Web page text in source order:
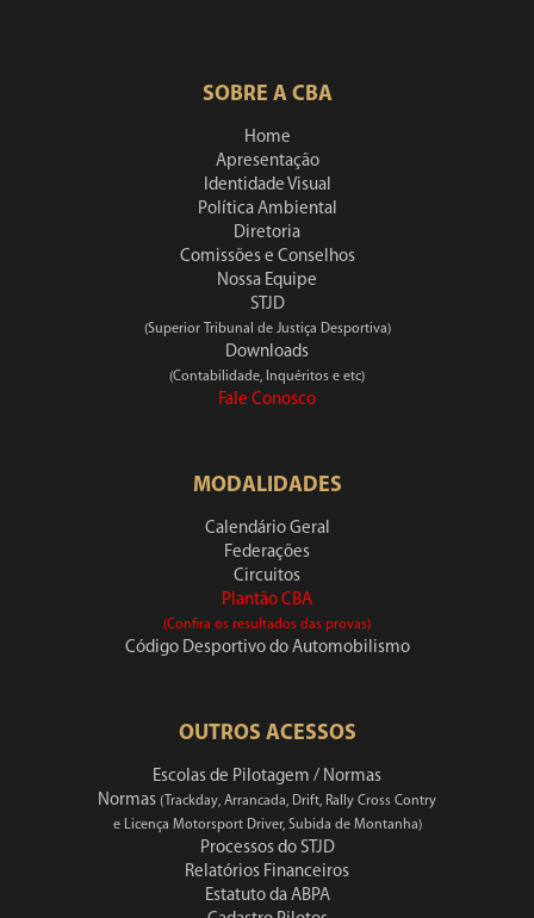
SOBRE A CBA
Home
Apresentação
Identidade Visual
Política Ambiental
Diretoria
Comissões e Conselhos
Nossa Equipe
STJD
(Superior Tribunal de Justiça Desportiva)
Downloads
(Contabilidade, Inquéritos e etc)
Fale Conosco
MODALIDADES
Calendário Geral
Federações
Circuitos
Plantão CBA
(Confira os resultados das provas)
Código Desportivo do Automobilismo
OUTROS ACESSOS
Escolas de Pilotagem / Normas
Normas (Trackday, Arrancada, Drift, Rally Cross Contry
e Licença Motorsport Driver, Subida de Montanha)
Processos do STJD
Relatórios Financeiros
Estatuto da ABPA